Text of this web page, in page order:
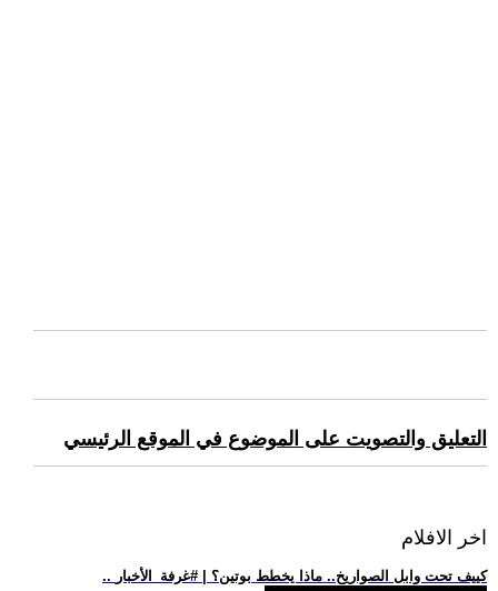
التعليق والتصويت على الموضوع في الموقع الرئيسي
اخر الافلام
.. كييف تحت وابل الصواريخ.. ماذا يخطط بوتين؟ | #غرفة_الأخبار